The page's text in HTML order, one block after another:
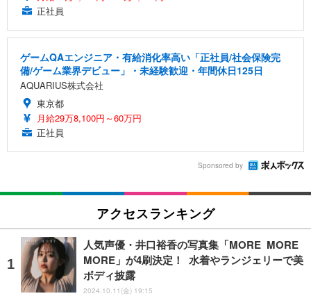
正社員
ゲームQAエンジニア・有給消化率高い「正社員/社会保険完
備/ゲーム業界デビュー」・未経験歓迎・年間休日125日
AQUARIUS株式会社
東京都
月給29万8,100円～60万円
正社員
Sponsored by
アクセスランキング
人気声優・井口裕香の写真集「MORE MORE
MORE」が4刷決定！ 水着やランジェリーで美
ボディ披露
2024.10.11(金) 19:15